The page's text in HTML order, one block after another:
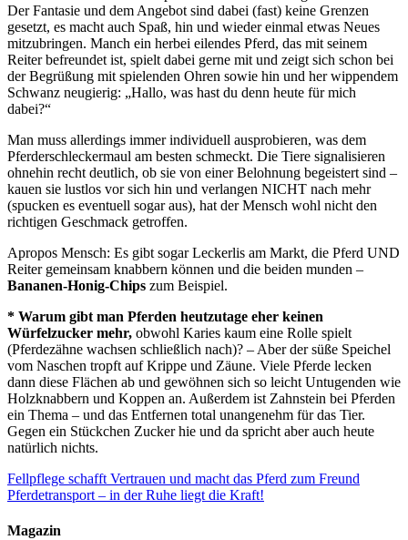
Der Fantasie und dem Angebot sind dabei (fast) keine Grenzen
gesetzt, es macht auch Spaß, hin und wieder einmal etwas Neues
mitzubringen. Manch ein herbei eilendes Pferd, das mit seinem
Reiter befreundet ist, spielt dabei gerne mit und zeigt sich schon bei
der Begrüßung mit spielenden Ohren sowie hin und her wippendem
Schwanz neugierig: „Hallo, was hast du denn heute für mich
dabei?“
Man muss allerdings immer individuell ausprobieren, was dem
Pferderschleckermaul am besten schmeckt. Die Tiere signalisieren
ohnehin recht deutlich, ob sie von einer Belohnung begeistert sind –
kauen sie lustlos vor sich hin und verlangen NICHT nach mehr
(spucken es eventuell sogar aus), hat der Mensch wohl nicht den
richtigen Geschmack getroffen.
Apropos Mensch: Es gibt sogar Leckerlis am Markt, die Pferd UND
Reiter gemeinsam knabbern können und die beiden munden –
Bananen-Honig-Chips zum Beispiel.
* Warum gibt man Pferden heutzutage eher keinen
Würfelzucker mehr, obwohl Karies kaum eine Rolle spielt
(Pferdezähne wachsen schließlich nach)? – Aber der süße Speichel
vom Naschen tropft auf Krippe und Zäune. Viele Pferde lecken
dann diese Flächen ab und gewöhnen sich so leicht Untugenden wie
Holzknabbern und Koppen an. Außerdem ist Zahnstein bei Pferden
ein Thema – und das Entfernen total unangenehm für das Tier.
Gegen ein Stückchen Zucker hie und da spricht aber auch heute
natürlich nichts.
Fellpflege schafft Vertrauen und macht das Pferd zum Freund
Pferdetransport – in der Ruhe liegt die Kraft!
Magazin